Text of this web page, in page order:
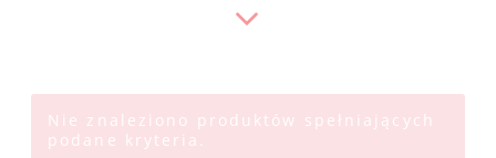
Nie znaleziono produktów spełniających
podane kryteria.